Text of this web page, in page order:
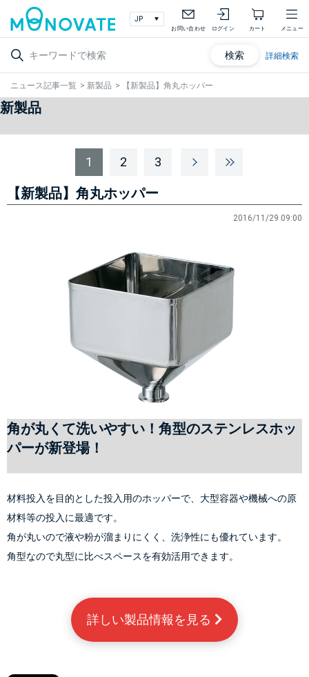
お問い合わせ ログイン カート メニュー
検索 詳細検索
ニュース記事一覧 > 新製品 > 【新製品】角丸ホッパー
新製品
1 2 3
【新製品】角丸ホッパー
2016/11/29 09:00
角が丸くて洗いやすい！角型のステンレスホッ
パーが新登場！
材料投入を目的とした投入用のホッパーで、大型容器や機械への原
材料等の投入に最適です。
角が丸いので液や粉が溜まりにくく、洗浄性にも優れています。
角型なので丸型に比べスペースを有効活用できます。
詳しい製品情報を見る